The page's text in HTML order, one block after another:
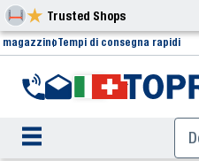
Trusted Shops
magazzinoTempi di consegna rapidi